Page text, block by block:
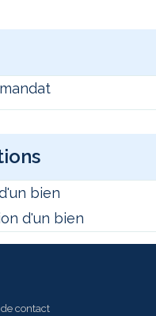
bien
d'un bien
contact